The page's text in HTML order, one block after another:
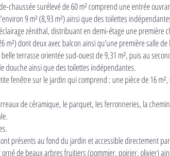
chaussée surélevé de 60 m² comprend une entrée
9 m² (8,93 m²) ainsi que des toilettes
zénithal, distribuant en demi-étage une première
m²) dont deux avec balcon ainsi qu’une première salle
terrasse orientée sud-ouest de 9,31 m², puis au
douche ainsi que des toilettes indépendantes.
fenêtre sur le jardin qui comprend : une pièce de 16
de céramique, le parquet, les ferronneries, la
présents au fond du jardin et accessible directement
orné de beaux arbres fruitiers (pommier, poirier, olivier)